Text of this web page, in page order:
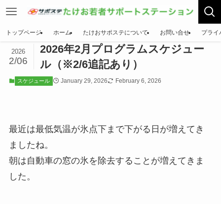
トップページ ホーム たけおサポステについて お問い合せ プライ
2026年2月プログラムスケジュー
ル（※2/6追記あり）
2026
2/06
スケジュール January 29, 2026 February 6, 2026
最近は最低気温が氷点下まで下がる日が増えてき
ましたね。
朝は自動車の窓の氷を除去することが増えてきま
した。